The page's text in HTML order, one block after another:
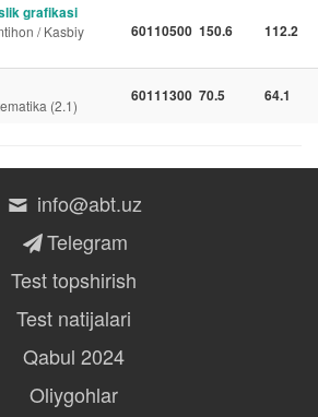
grafikasi
/ Kasbiy
60110500 150.6 112.2
(2.1)
60111300 70.5 64.1
info@abt.uz
Telegram
Test topshirish
Test natijalari
Qabul 2024
Oliygohlar